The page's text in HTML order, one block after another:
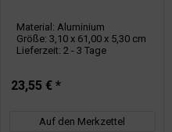
Material: Aluminium
Größe: 3,10 x 61,00 x 5,30 cm
Lieferzeit: 2 - 3 Tage
23,55 € *
Auf den Merkzettel